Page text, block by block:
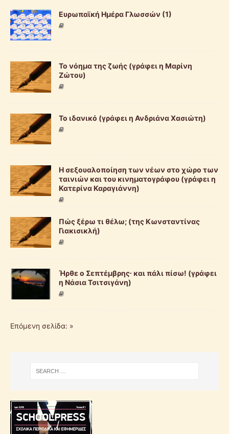
Ευρωπαϊκή Ημέρα Γλωσσών (1)
Το νόημα της ζωής (γράφει η Μαρίνη
Ζώτου)
Το ιδανικό (γράφει η Ανδριάνα Χασιώτη)
Η σεξουαλοποίηση των νέων στο χώρο των
ταινιών και του κινηματογράφου (γράφει η
Κατερίνα Καραγιάννη)
Πώς ξέρω τι θέλω; (της Κωνσταντίνας
Γιακισικλή)
Ήρθε ο Σεπτέμβρης∙ και πάλι πίσω! (γράφει
η Νάσια Τσιτσιγάνη)
Επόμενη σελίδα: »